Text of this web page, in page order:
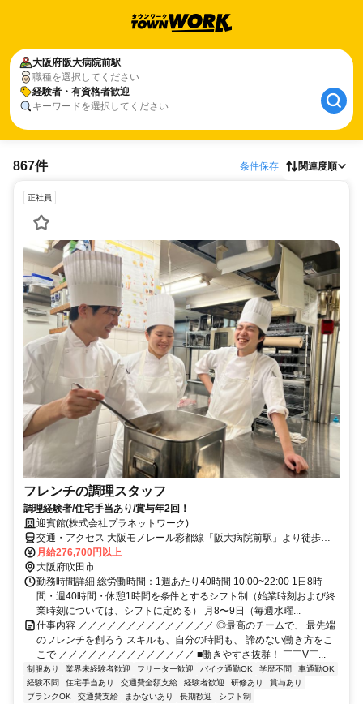
大阪府 阪大病院前駅
職種を選択してください
経験者・有資格者歓迎
キーワードを選択してください
867件 条件保存 関連度順
正社員
フレンチの調理スタッフ
調理経験者/住宅手当あり/賞与年2回！
迎賓館(株式会社プラネットワーク)
交通・アクセス 大阪モノレール彩都線「阪大病院前駅」より徒歩約
15分
月給276,700円以上
大阪府吹田市
勤務時間詳細 総労働時間：1週あたり40時間 10:00~22:00 1日8時
間・週40時間・休憩1時間を条件とするシフト制（始業時刻および終
業時刻については、シフトに定める） 月8〜9日（毎週水曜...
仕事内容 ／／／／／／／／／／／／／／ ◎最高のチームで、 最先端
のフレンチを創ろう スキルも、自分の時間も、 諦めない働き方をこ
こで ／／／／／／／／／／／／／／ ■働きやすさ抜群！ ￣￣V￣...
制服あり 業界未経験者歓迎 フリーター歓迎 バイク通勤OK 学歴不問
車通勤OK
経験不問
住宅手当あり 交通費全額支給 経験者歓迎 研修あり
賞与あり
ブランクOK
交通費支給 まかないあり 長期歓迎 シフト制